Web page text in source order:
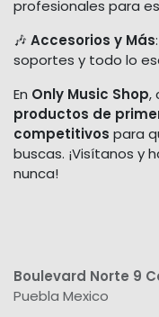
profesionales para
🎶 Accesorios y Más
soportes y todo lo
En Only Music Shop,
productos de
competitivos para
buscas. ¡Visítanos y
nunca!
Boulevard Norte 9
Puebla Mexico